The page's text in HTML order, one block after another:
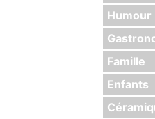
Humour
Famille
Enfants